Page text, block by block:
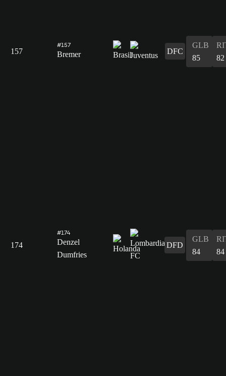
157
#157
Bremer DFC
GLB
85
82
174
#174
Denzel
Dumfries
DFD
GLB
84
84